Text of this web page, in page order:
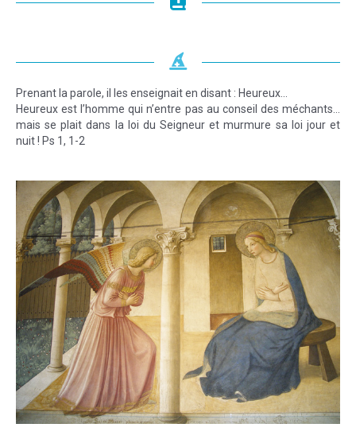
Prenant la parole, il les enseignait en disant : Heureux…
Heureux est l’homme qui n’entre pas au conseil des méchants…
mais se plait dans la loi du Seigneur et murmure sa loi jour et
nuit ! Ps 1, 1-2